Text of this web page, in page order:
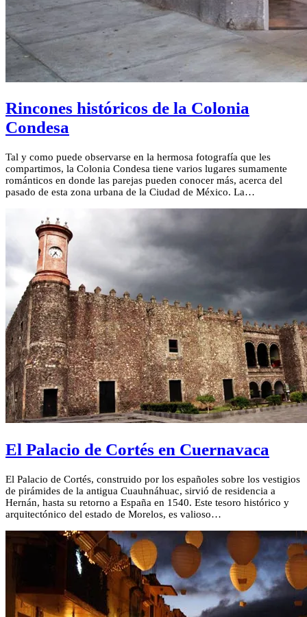
Rincones históricos de la Colonia
Condesa
Tal y como puede observarse en la hermosa fotografía que les
compartimos, la Colonia Condesa tiene varios lugares sumamente
románticos en donde las parejas pueden conocer más, acerca del
pasado de esta zona urbana de la Ciudad de México. La…
El Palacio de Cortés en Cuernavaca
El Palacio de Cortés, construido por los españoles sobre los vestigios
de pirámides de la antigua Cuauhnáhuac, sirvió de residencia a
Hernán, hasta su retorno a España en 1540. Este tesoro histórico y
arquitectónico del estado de Morelos, es valioso…